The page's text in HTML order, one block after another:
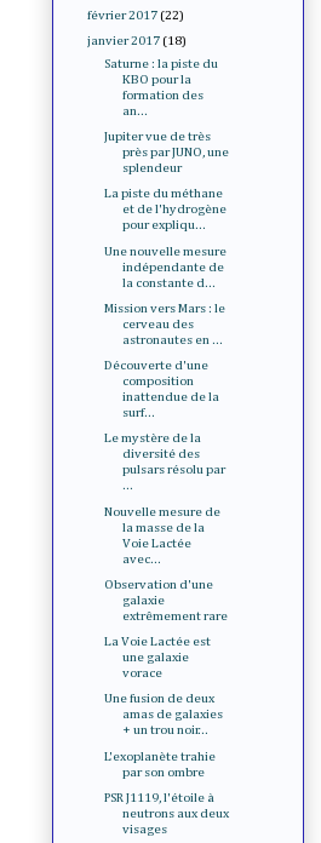
février 2017 (22)
janvier 2017 (18)
Saturne : la piste du
KBO pour la
formation des
an...
Jupiter vue de très
près par JUNO, une
splendeur
La piste du méthane
et de l'hydrogène
pour expliqu...
Une nouvelle mesure
indépendante de
la constante d...
Mission vers Mars : le
cerveau des
astronautes en ...
Découverte d'une
composition
inattendue de la
surf...
Le mystère de la
diversité des
pulsars résolu par
...
Nouvelle mesure de
la masse de la
Voie Lactée
avec...
Observation d'une
galaxie
extrêmement rare
La Voie Lactée est
une galaxie
vorace
Une fusion de deux
amas de galaxies
+ un trou noir...
L'exoplanète trahie
par son ombre
PSR J1119, l'étoile à
neutrons aux deux
visages